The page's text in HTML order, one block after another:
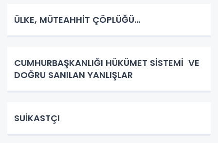
ÜLKE, MÜTEAHHİT ÇÖPLÜĞÜ…
CUMHURBAŞKANLIĞI HÜKÜMET SİSTEMİ VE
DOĞRU SANILAN YANLIŞLAR
SUİKASTÇI